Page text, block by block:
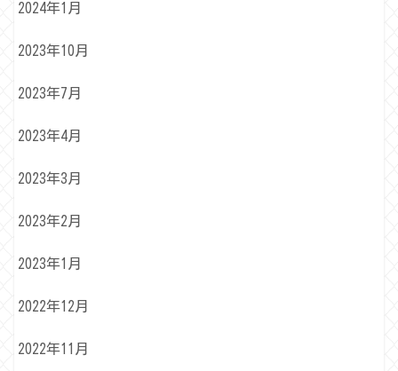
2024年1月
2023年10月
2023年7月
2023年4月
2023年3月
2023年2月
2023年1月
2022年12月
2022年11月